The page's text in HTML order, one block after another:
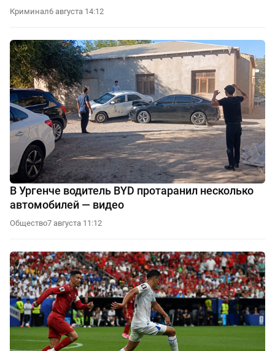
Криминал6 августа 14:12
В Ургенче водитель BYD протаранил несколько
автомобилей — видео
Общество7 августа 11:12